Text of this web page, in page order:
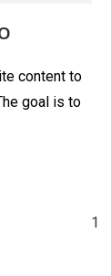
content to
goal is to
1